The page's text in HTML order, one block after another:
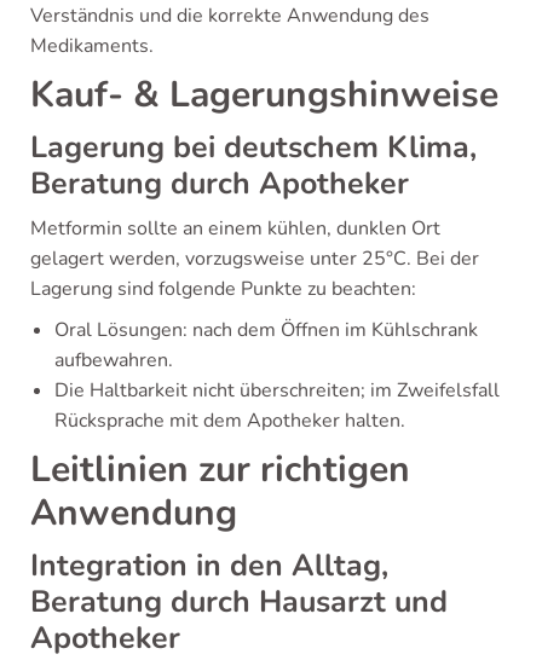
Verständnis und die korrekte Anwendung des
Medikaments.
Kauf- & Lagerungshinweise
Lagerung bei deutschem Klima,
Beratung durch Apotheker
Metformin sollte an einem kühlen, dunklen Ort
gelagert werden, vorzugsweise unter 25°C. Bei der
Lagerung sind folgende Punkte zu beachten:
Oral Lösungen: nach dem Öffnen im Kühlschrank
aufbewahren.
Die Haltbarkeit nicht überschreiten; im Zweifelsfall
Rücksprache mit dem Apotheker halten.
Leitlinien zur richtigen
Anwendung
Integration in den Alltag,
Beratung durch Hausarzt und
Apotheker